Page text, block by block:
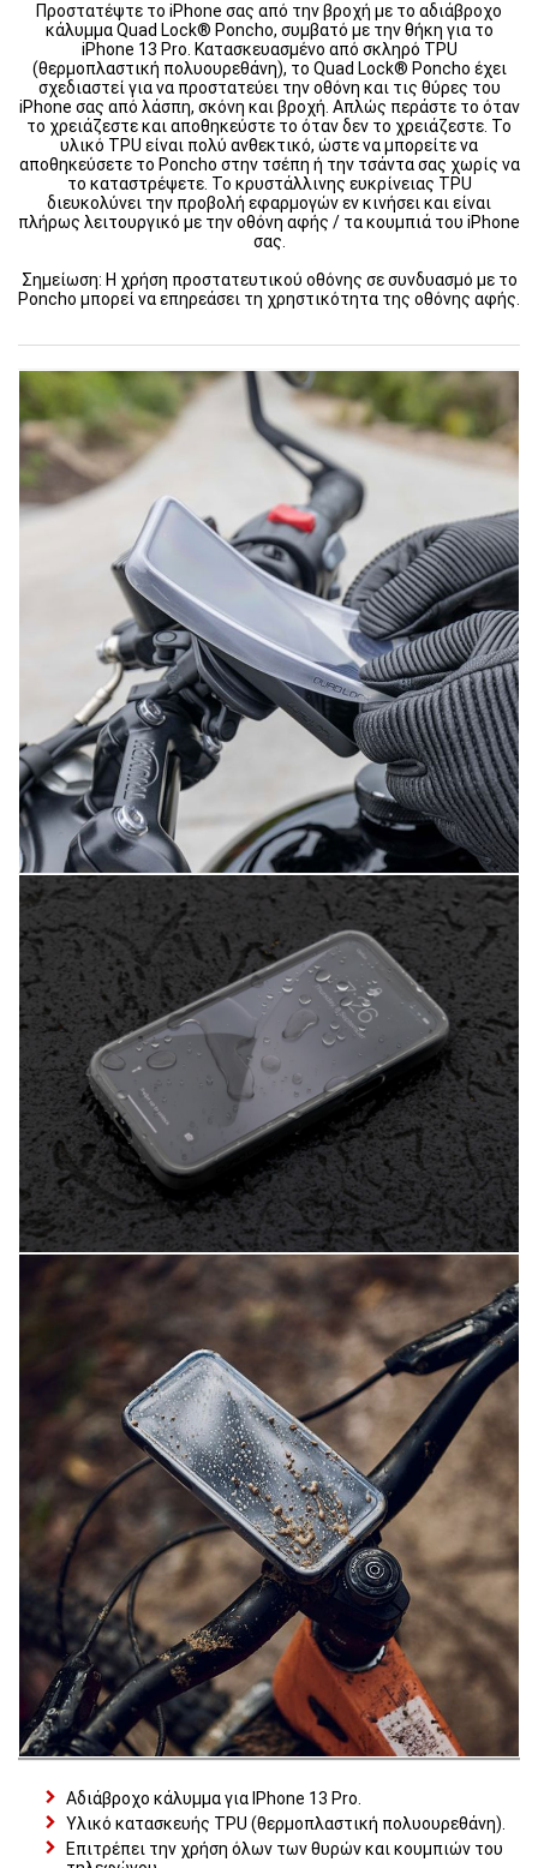
Προστατέψτε το iPhone σας από την βροχή με το αδιάβροχο
κάλυμμα Quad Lock® Poncho, συμβατό με την θήκη για το
iPhone 13 Pro. Κατασκευασμένο από σκληρό TPU
(θερμοπλαστική πολυουρεθάνη), το Quad Lock® Poncho έχει
σχεδιαστεί για να προστατεύει την οθόνη και τις θύρες του
iPhone σας από λάσπη, σκόνη και βροχή. Απλώς περάστε το όταν
το χρειάζεστε και αποθηκεύστε το όταν δεν το χρειάζεστε. Το
υλικό TPU είναι πολύ ανθεκτικό, ώστε να μπορείτε να
αποθηκεύσετε το Poncho στην τσέπη ή την τσάντα σας χωρίς να
το καταστρέψετε. Το κρυστάλλινης ευκρίνειας TPU
διευκολύνει την προβολή εφαρμογών εν κινήσει και είναι
πλήρως λειτουργικό με την οθόνη αφής / τα κουμπιά του iPhone
σας.
Σημείωση: Η χρήση προστατευτικού οθόνης σε συνδυασμό με το
Poncho μπορεί να επηρεάσει τη χρηστικότητα της οθόνης αφής.
Αδιάβροχο κάλυμμα για IPhone 13 Pro.
Υλικό κατασκευής TPU (θερμοπλαστική πολυουρεθάνη).
Επιτρέπει την χρήση όλων των θυρών και κουμπιών του